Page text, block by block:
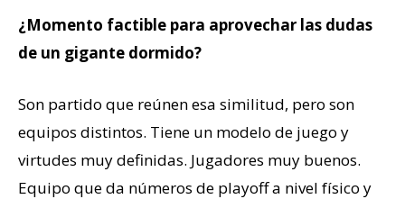
¿Momento factible para aprovechar las dudas
de un gigante dormido?
Son partido que reúnen esa similitud, pero son
equipos distintos. Tiene un modelo de juego y
virtudes muy definidas. Jugadores muy buenos.
Equipo que da números de playoff a nivel físico y